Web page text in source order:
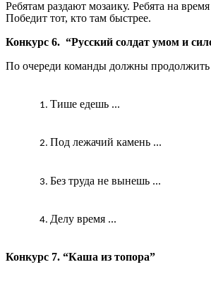
Ребятам раздают мозаику. Ребята на
Победит тот, кто там быстрее.
Конкурс 6. “Русский солдат умом и
По очереди команды должны продолжить
Тише едешь ...
Под лежачий камень ...
Без труда не вынешь ...
Делу время ...
Конкурс 7. “Каша из топора”